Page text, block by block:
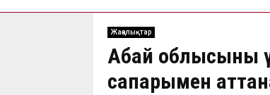
Жаңалықтар
Абай облысының
сапарымен